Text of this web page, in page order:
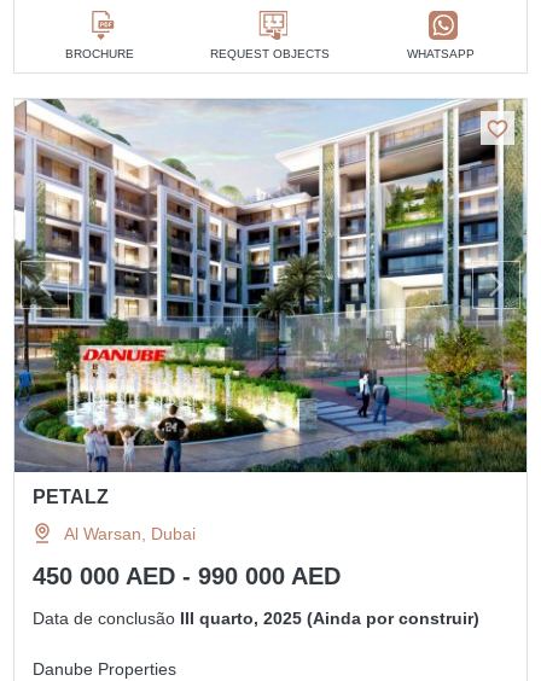
BROCHURE REQUEST OBJECTS WHATSAPP
PETALZ
Al Warsan, Dubai
450 000 AED - 990 000 AED
Data de conclusão III quarto, 2025 (Ainda por construir)
Danube Properties